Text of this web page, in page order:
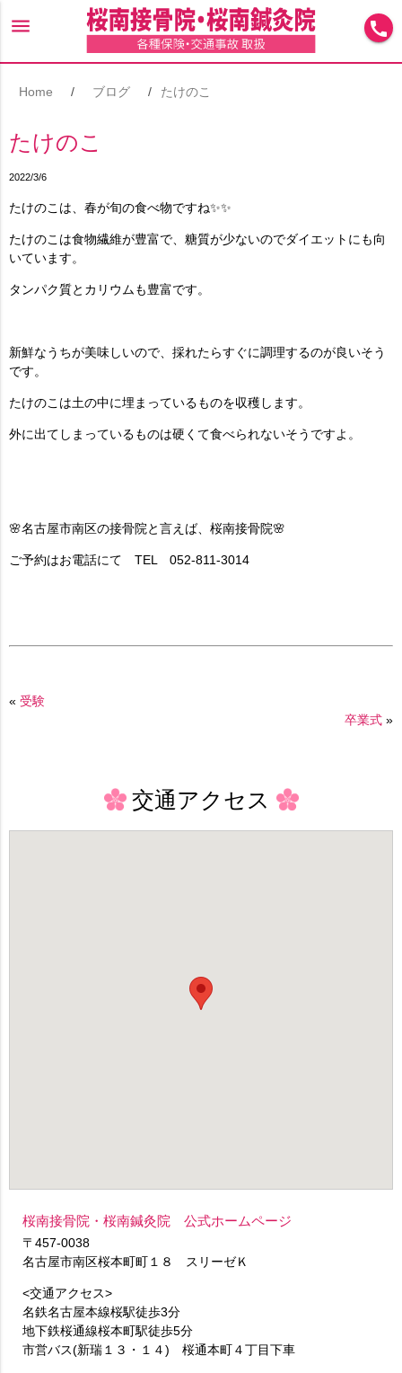
menu call
Home ブログ たけのこ
たけのこ
2022/3/6
たけのこは、春が旬の食べ物ですね✨✨
たけのこは食物繊維が豊富で、糖質が少ないのでダイエットにも向
いています。
タンパク質とカリウムも豊富です。
新鮮なうちが美味しいので、採れたらすぐに調理するのが良いそう
です。
たけのこは土の中に埋まっているものを収穫します。
外に出てしまっているものは硬くて食べられないそうですよ。
🌸名古屋市南区の接骨院と言えば、桜南接骨院🌸
ご予約はお電話にて TEL 052-811-3014
« 受験
卒業式 »
交通アクセス
桜南接骨院・桜南鍼灸院 公式ホームページ
〒457-0038
名古屋市南区桜本町町１８ スリーゼＫ
<交通アクセス>
名鉄名古屋本線桜駅徒歩3分
地下鉄桜通線桜本町駅徒歩5分
市営バス(新瑞１３・１４) 桜通本町４丁目下車